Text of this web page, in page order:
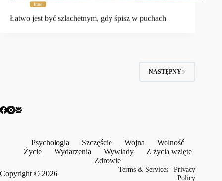
Inne
Łatwo jest być szlachetnym, gdy śpisz w puchach.
NASTĘPNY
Psychologia Szczęście Wojna
Wolność
Życie
Wydarzenia Wywiady
Z życia wzięte
Zdrowie
Copyright © 2026
Terms & Services |Privacy
Policy